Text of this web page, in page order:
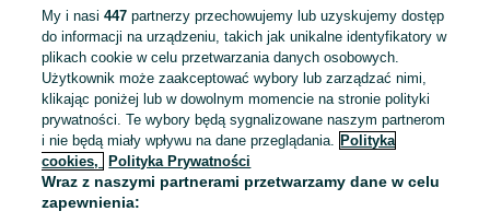
My i nasi447 partnerzy przechowujemy lub uzyskujemy dostęp
do informacji na urządzeniu, takich jak unikalne identyfikatory w
plikach cookie w celu przetwarzania danych osobowych.
Użytkownik może zaakceptować wybory lub zarządzać nimi,
klikając poniżej lub w dowolnym momencie na stronie polityki
prywatności. Te wybory będą sygnalizowane naszym partnerom
i nie będą miały wpływu na dane przeglądania. Polityka
cookies,
Polityka Prywatności
Wraz z naszymi partnerami przetwarzamy dane w celu
zapewnienia: